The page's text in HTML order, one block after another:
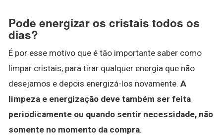
Pode energizar os cristais todos os
dias?
É por esse motivo que é tão importante saber como
limpar cristais, para tirar qualquer energia que não
desejamos e depois energizá-los novamente. A
limpeza e energização deve também ser feita
periodicamente ou quando sentir necessidade, não
somente no momento da compra.